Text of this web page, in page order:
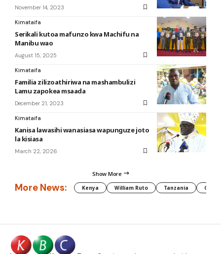
November 14, 2023
Kimataifa
Serikali kutoa mafunzo kwa Machifu na
Manibu wao
August 15, 2025
Kimataifa
Familia zilizoathiriwa na mashambulizi
Lamu zapokea msaada
December 21, 2023
Kimataifa
Kanisa lawasihi wanasiasa wapunguze joto
la kisiasa
March 22, 2026
Show More
More News: Kenya William Ruto Tanzania CAF